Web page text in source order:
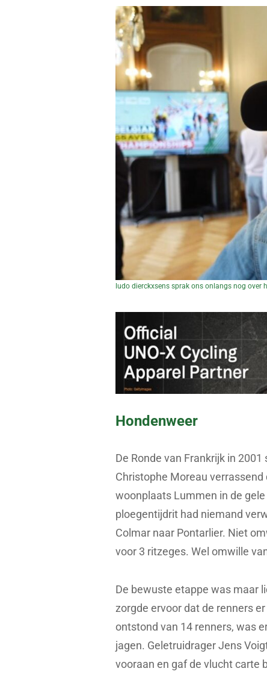
ludo dierckxsens sprak ons onlangs nog over
Hondenweer
De Ronde van Frankrijk in
Christophe Moreau
woonplaats Lummen in de
ploegentijdrit had niemand
Colmar naar Pontarlier. Niet
voor 3 ritzeges. Wel omwille
De bewuste etappe was maar
zorgde ervoor dat de renners
ontstond van 14 renners, was
jagen. Geletruidrager Jens
vooraan en gaf de vlucht carte